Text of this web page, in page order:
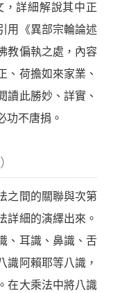
詳細解說其中正
用《異部宗輪論述
教偏執之處，內容
、荷擔如來家業、
讀此勝妙、詳實、
功不唐捐。
之間的關聯與次第
詳細的演繹出來。
、耳識、鼻識、舌
識阿賴耶等八識，
在大乘法中將八識